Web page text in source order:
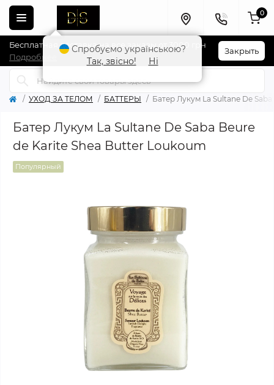
Бесплатная доставка на все заказы от 3000 грн
Подробнее
Закрыть
0
УХОД ЗА ТЕЛОМ БАТТЕРЫ Батер Лукум La Sultane De
Батер Лукум La Sultane De Saba Beure
de Karite Shea Butter Loukoum
Популярный
Спробуємо українською?
Так, звісно!
Ні